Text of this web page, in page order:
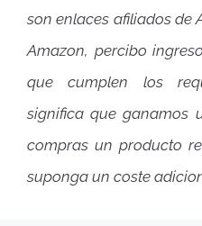
son enlaces afiliados de
Amazon, percibo
que cumplen los
significa que ganamos
compras un producto
suponga un coste